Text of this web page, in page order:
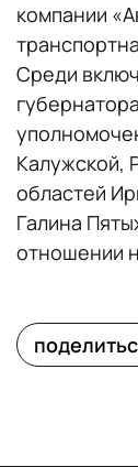
компании
Среди
Калужской,
областей
Галина
отношении